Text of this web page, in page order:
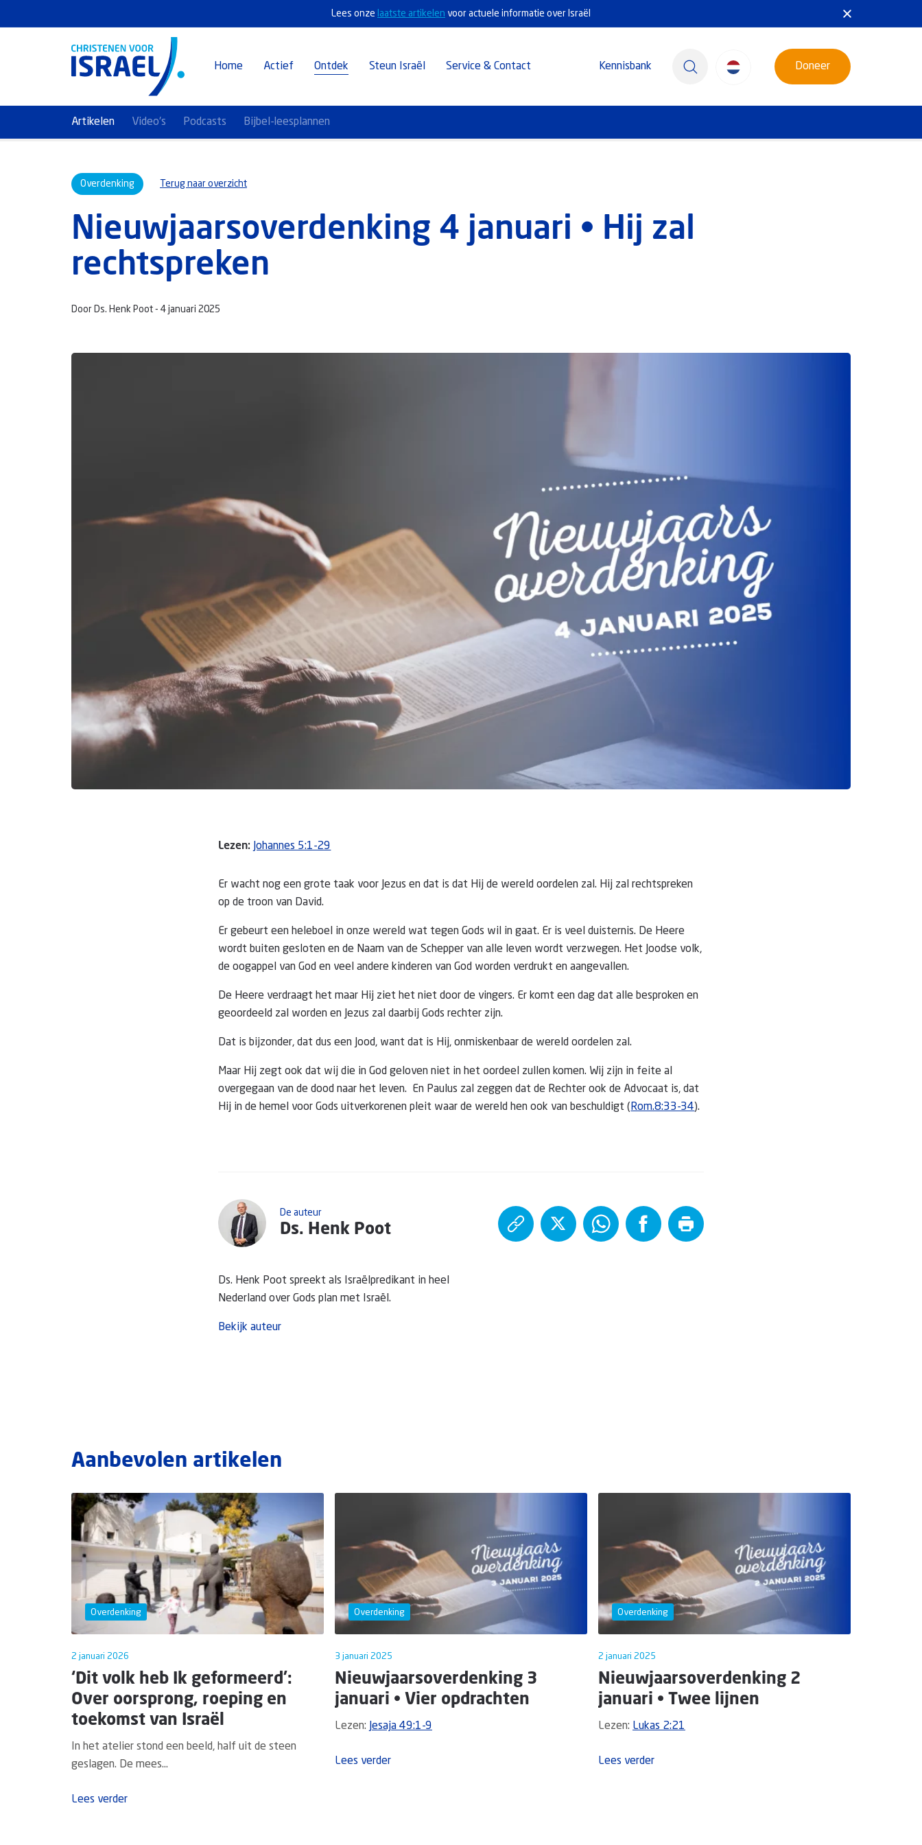
Lees onze laatste artikelen voor actuele informatie over Israël
Home Actief Ontdek Steun Israël Service & Contact Kennisbank Doneer
Artikelen Video's Podcasts Bijbel-leesplannen
Overdenking Terug naar overzicht
Nieuwjaarsoverdenking 4 januari • Hij zal
rechtspreken
Door Ds. Henk Poot - 4 januari 2025
Lezen: Johannes 5:1-29
Er wacht nog een grote taak voor Jezus en dat is dat Hij de wereld oordelen zal. Hij zal rechtspreken
op de troon van David.
Er gebeurt een heleboel in onze wereld wat tegen Gods wil in gaat. Er is veel duisternis. De Heere
wordt buiten gesloten en de Naam van de Schepper van alle leven wordt verzwegen. Het Joodse volk,
de oogappel van God en veel andere kinderen van God worden verdrukt en aangevallen.
De Heere verdraagt het maar Hij ziet het niet door de vingers. Er komt een dag dat alle besproken en
geoordeeld zal worden en Jezus zal daarbij Gods rechter zijn.
Dat is bijzonder, dat dus een Jood, want dat is Hij, onmiskenbaar de wereld oordelen zal.
Maar Hij zegt ook dat wij die in God geloven niet in het oordeel zullen komen. Wij zijn in feite al
overgegaan van de dood naar het leven. En Paulus zal zeggen dat de Rechter ook de Advocaat is, dat
Hij in de hemel voor Gods uitverkorenen pleit waar de wereld hen ook van beschuldigt ( Rom.8:33-34).
De auteur
Ds. Henk Poot
Ds. Henk Poot spreekt als Israëlpredikant in heel
Nederland over Gods plan met Israël.
Bekijk auteur
Aanbevolen artikelen
Overdenking
2 januari 2026
‘Dit volk heb Ik geformeerd’:
Over oorsprong, roeping en
toekomst van Israël
In het atelier stond een beeld, half uit de steen
geslagen. De mees...
Lees verder
Overdenking
3 januari 2025
Nieuwjaarsoverdenking 3
januari • Vier opdrachten
Lezen: Jesaja 49:1-9
Lees verder
Overdenking
2 januari 2025
Nieuwjaarsoverdenking 2
januari • Twee lijnen
Lezen: Lukas 2:21
Lees verder